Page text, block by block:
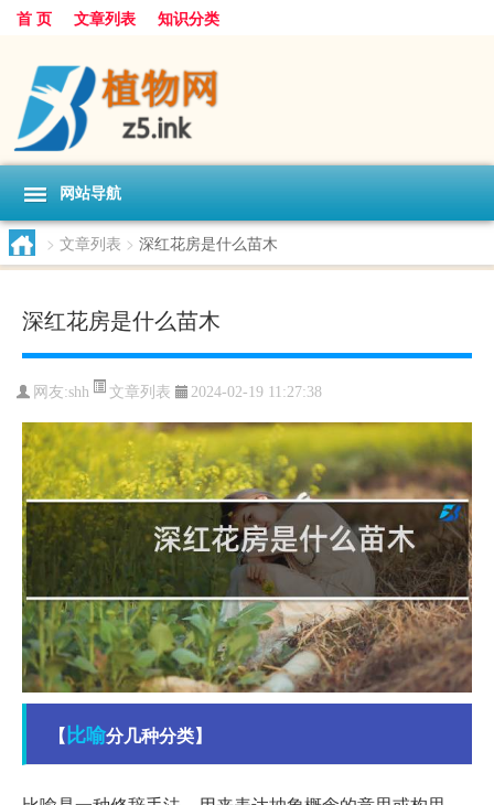
首 页 文章列表 知识分类
网站导航
> 文章列表 > 深红花房是什么苗木
深红花房是什么苗木
网友:shh 文章列表 2024-02-19 11:27:38
【比喻分几种分类】